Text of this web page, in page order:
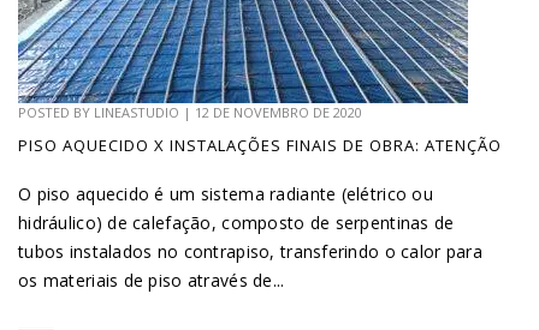
POSTED BY LINEASTUDIO | 12 DE NOVEMBRO DE 2020
PISO AQUECIDO X INSTALAÇÕES FINAIS DE OBRA: ATENÇÃO
O piso aquecido é um sistema radiante (elétrico ou
hidráulico) de calefação, composto de serpentinas de
tubos instalados no contrapiso, transferindo o calor para
os materiais de piso através de...